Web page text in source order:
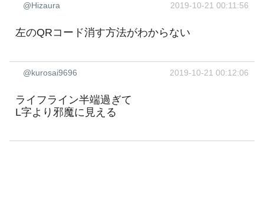
@Hizaura 2019-10-21 00:11:56
左のQRコード消す方法がわからない
@kurosai9696 2019-10-21 00:12:06
ライフライン半端過ぎて
L字より邪魔に見える